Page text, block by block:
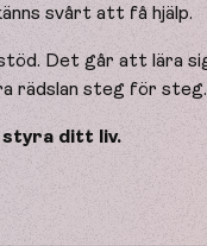
svårt att få hjälp.
Det går att lära
rädslan steg för steg.
styra ditt liv.